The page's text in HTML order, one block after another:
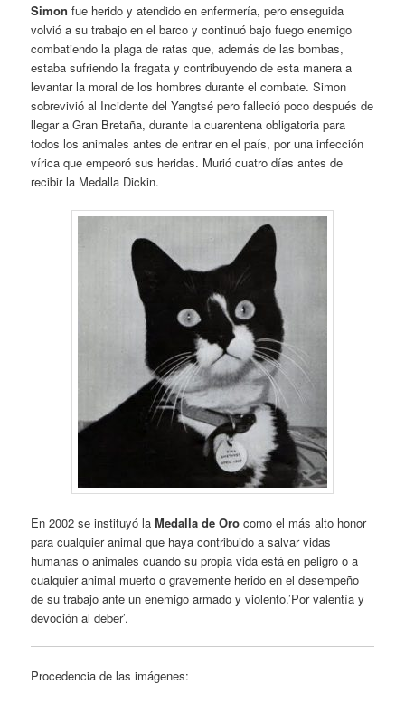
Simon fue herido y atendido en enfermería, pero enseguida
volvió a su trabajo en el barco y continuó bajo fuego enemigo
combatiendo la plaga de ratas que, además de las bombas,
estaba sufriendo la fragata y contribuyendo de esta manera a
levantar la moral de los hombres durante el combate. Simon
sobrevivió al Incidente del Yangtsé pero falleció poco después de
llegar a Gran Bretaña, durante la cuarentena obligatoria para
todos los animales antes de entrar en el país, por una infección
vírica que empeoró sus heridas. Murió cuatro días antes de
recibir la Medalla Dickin.
En 2002 se instituyó laMedalla de Oro como el más alto honor
para cualquier animal que haya contribuido a salvar vidas
humanas o animales cuando su propia vida está en peligro o a
cualquier animal muerto o gravemente herido en el desempeño
de su trabajo ante un enemigo armado y violento.’Por valentía y
devoción al deber’.
Procedencia de las imágenes: